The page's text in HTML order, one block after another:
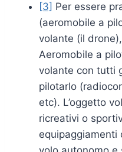
[3] Per essere
(aeromobile a
volante (il
Aeromobile a
volante con tutti
pilotarlo
etc). L’oggetto
ricreativi o
equipaggiamenti